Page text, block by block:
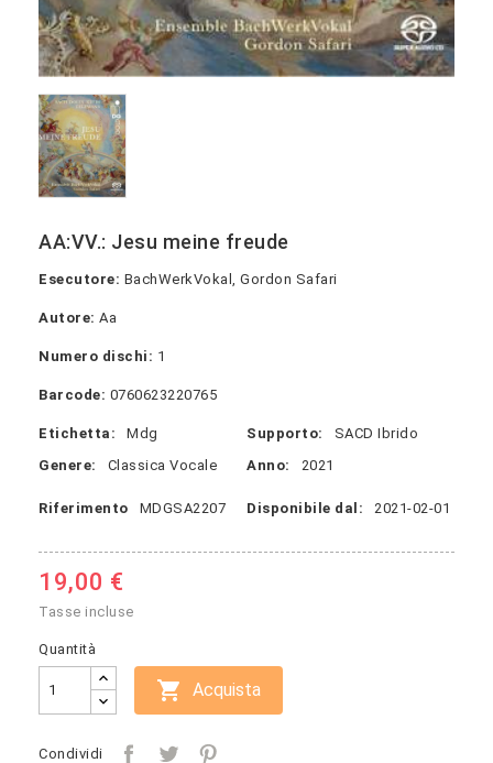
AA:VV.: Jesu meine freude
Esecutore: BachWerkVokal, Gordon Safari
Autore: Aa
Numero dischi: 1
Barcode: 0760623220765
Etichetta: Mdg Supporto:
SACD Ibrido
Genere:
Classica Vocale Anno: 2021
Riferimento MDGSA2207 Disponibile dal: 2021-02-01
19,00 €
Tasse incluse
Quantità
 Acquista
Condividi